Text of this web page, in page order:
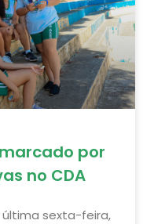
por
no CDA
última sexta-feira,